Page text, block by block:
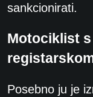
sankcionirati.
Motociklist
Posebno ju je